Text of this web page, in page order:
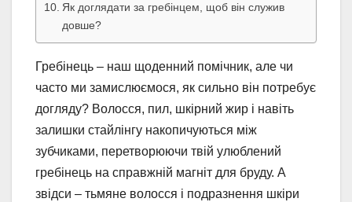
Як доглядати за гребінцем, щоб він служив
довше?
Гребінець – наш щоденний помічник, але чи
часто ми замислюємося, як сильно він потребує
догляду? Волосся, пил, шкірний жир і навіть
залишки стайлінгу накопичуються між
зубчиками, перетворюючи твій улюблений
гребінець на справжній магніт для бруду. А
звідси – тьмяне волосся і подразнення шкіри